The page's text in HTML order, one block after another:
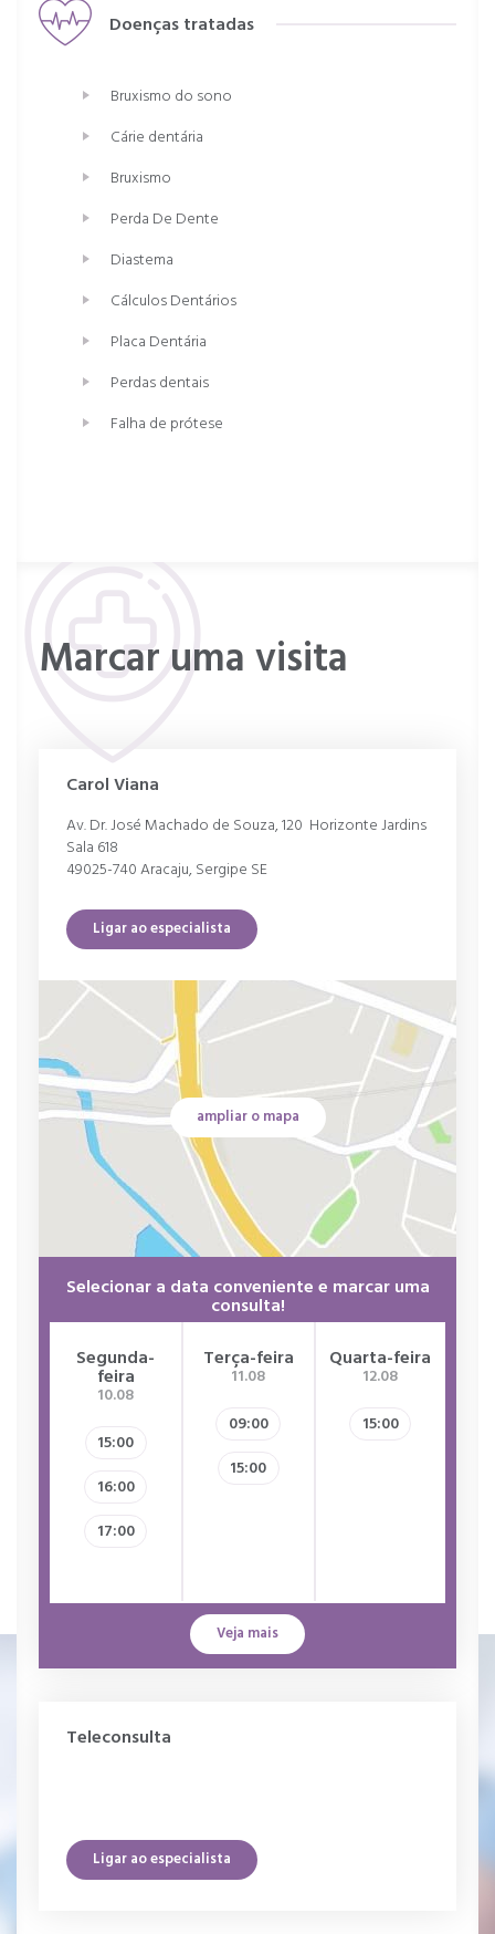
Doenças tratadas
Bruxismo do sono
Cárie dentária
Bruxismo
Perda De Dente
Diastema
Cálculos Dentários
Placa Dentária
Perdas dentais
Falha de prótese
Marcar uma visita
Carol Viana
Av. Dr. José Machado de Souza, 120 Horizonte Jardins
Sala 618
49025-740 Aracaju, Sergipe SE
Ligar ao especialista
ampliar o mapa
Selecionar a data conveniente e marcar uma
consulta!
Segunda-
feira
10.08
15:00
16:00
17:00
Terça-feira
11.08
09:00
15:00
Quarta-feira
12.08
15:00
Veja mais
Teleconsulta
Ligar ao especialista